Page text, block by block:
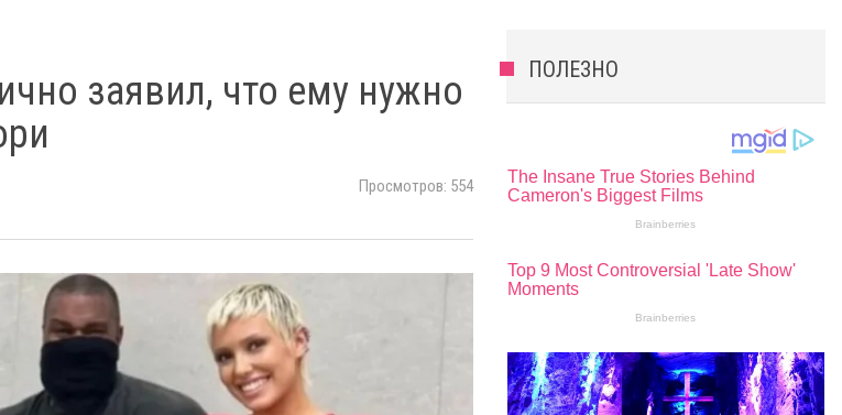
заявил, что ему нужно
Просмотров: 554
ПОЛЕЗНО